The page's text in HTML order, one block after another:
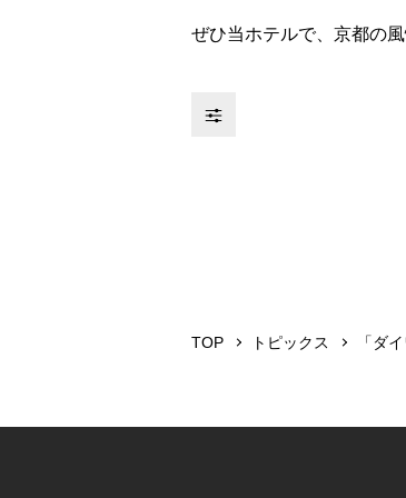
ぜひ当ホテルで、京都の
TOP トピックス 「ダ